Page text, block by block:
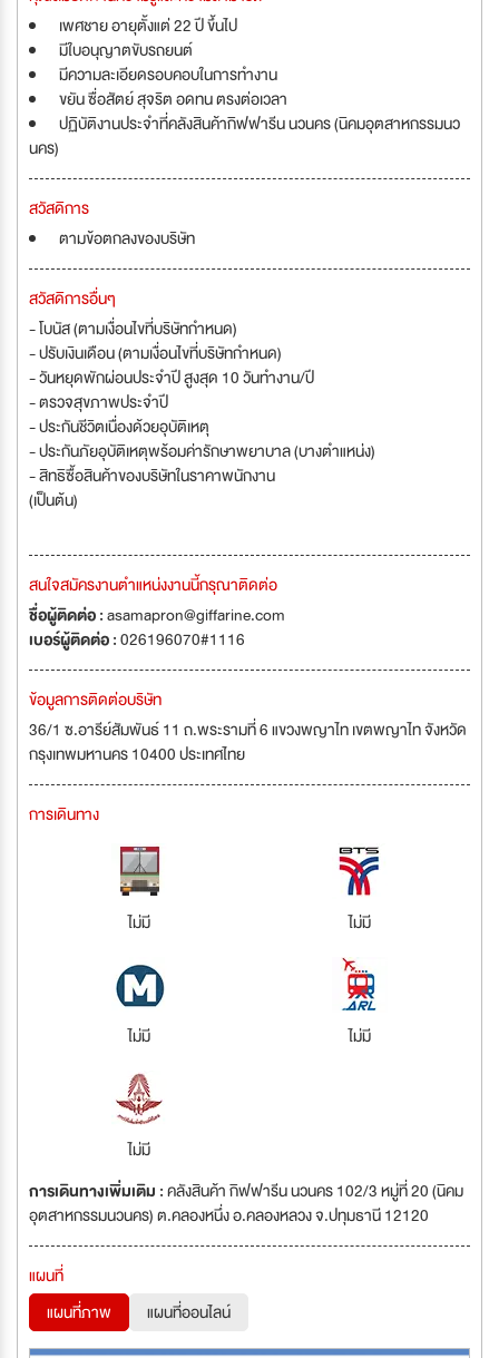
เพศชาย อายุตั้งแต่ 22 ปี ขึ้นไป
มีใบอนุญาตขับรถยนต์
มีความละเอียดรอบคอบในการทำงาน
ขยัน ซื่อสัตย์ สุจริต อดทน ตรงต่อเวลา
ปฏิบัติงานประจำที่คลังสินค้ากิฟฟารีน นวนคร (นิคมอุตสาหกรรมนว
นคร)
สวัสดิการ
ตามข้อตกลงของบริษัท
สวัสดิการอื่นๆ
- โบนัส (ตามเงื่อนไขที่บริษัทกำหนด)
- ปรับเงินเดือน (ตามเงื่อนไขที่บริษัทกำหนด)
- วันหยุดพักผ่อนประจำปี สูงสุด 10 วันทำงาน/ปี
- ตรวจสุขภาพประจำปี
- ประกันชีวิตเนื่องด้วยอุบัติเหตุ
- ประกันภัยอุบัติเหตุพร้อมค่ารักษาพยาบาล (บางตำแหน่ง)
- สิทธิซื้อสินค้าของบริษัทในราคาพนักงาน
(เป็นต้น)
สนใจสมัครงานตำแหน่งงานนี้กรุณาติดต่อ
ชื่อผู้ติดต่อ :asamapron@giffarine.com
เบอร์ผู้ติดต่อ :026196070#1116
ข้อมูลการติดต่อบริษัท
36/1 ซ.อารีย์สัมพันธ์ 11 ถ.พระรามที่ 6 แขวงพญาไท เขตพญาไท จังหวัด
กรุงเทพมหานคร 10400 ประเทศไทย
การเดินทาง
ไม่มี ไม่มี
ไม่มี ไม่มี
ไม่มี
การเดินทางเพิ่มเติม :คลังสินค้า กิฟฟารีน นวนคร 102/3 หมู่ที่ 20 (นิคม
อุตสาหกรรมนวนคร) ต.คลองหนึ่ง อ.คลองหลวง จ.ปทุมธานี 12120
แผนที่
แผนที่ภาพ
แผนที่ออนไลน์